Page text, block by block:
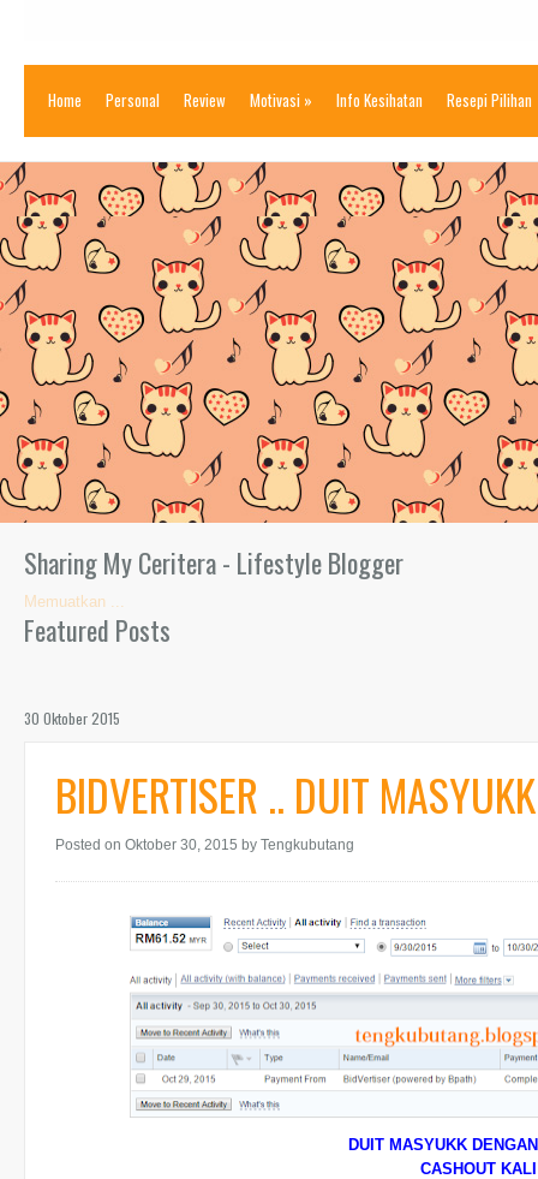
Home Personal Review Motivasi » Info Kesihatan Resepi Pilihan
Sharing My Ceritera - Lifestyle Blogger
Memuatkan ...
Featured Posts
30 Oktober 2015
BIDVERTISER .. DUIT
Posted on Oktober 30, 2015 by Tengkubutang
DUIT MASYUKK
CASHOUT